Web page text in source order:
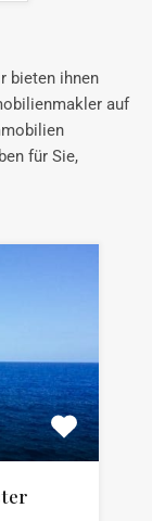
bieten ihnen
auf
für Sie,